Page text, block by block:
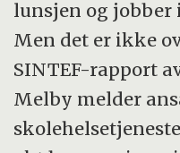
lunsjen og jobber
Men det er ikke
SINTEF-rapport
Melby melder